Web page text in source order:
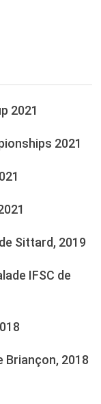
2021
2021
Sittard, 2019
IFSC de
Briançon, 2018